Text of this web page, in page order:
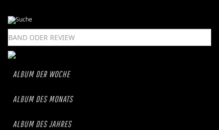
ALBUM DER WOCHE
ALBUM DES MONATS
ALBUM DES JAHRES